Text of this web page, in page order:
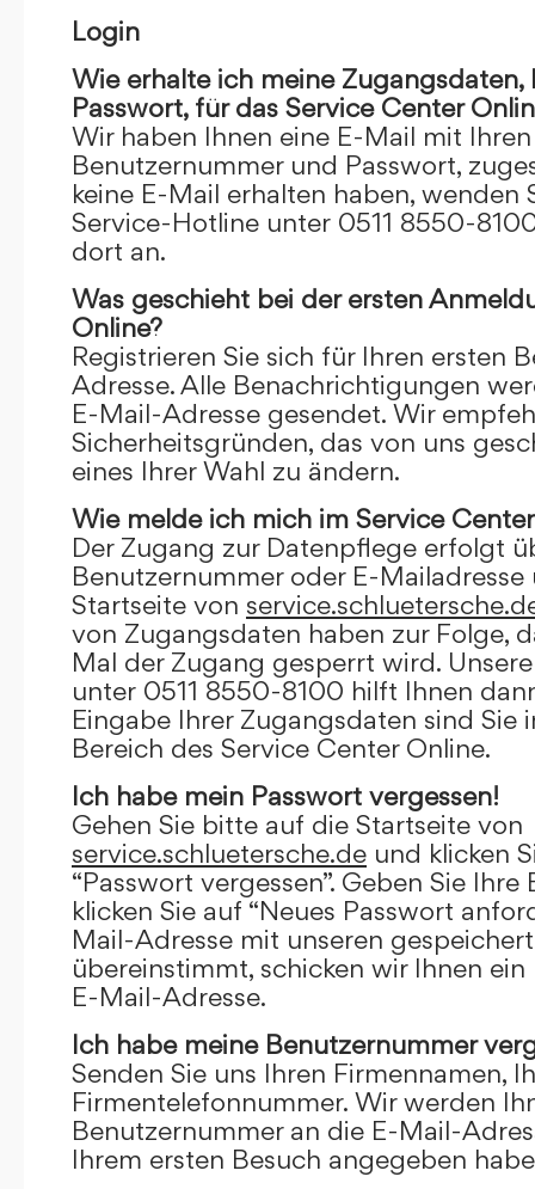
Login
Wie erhalte ich meine
Passwort, für das Service Center
Wir haben Ihnen eine E-Mail mit
Benutzernummer und Passwort,
keine E-Mail erhalten haben, wenden
Service-Hotline unter 0511 8550-
dort an.
Was geschieht bei der ersten
Online?
Registrieren Sie sich für Ihren ersten
Adresse. Alle Benachrichtigungen
E-Mail-Adresse gesendet. Wir
Sicherheitsgründen, das von uns
eines Ihrer Wahl zu ändern.
Wie melde ich mich im Service
Der Zugang zur Datenpflege erfolgt
Benutzernummer oder E-
Startseite von
von Zugangsdaten haben zur Folge,
Mal der Zugang gesperrt wird.
unter 0511 8550-8100 hilft Ihnen
Eingabe Ihrer Zugangsdaten sind Sie
Bereich des Service Center Online.
Ich habe mein Passwort vergessen!
Gehen Sie bitte auf die Startseite von
service.schluetersche.de und klicken
“Passwort vergessen”. Geben Sie
klicken Sie auf “Neues Passwort
Mail-Adresse mit unseren
übereinstimmt, schicken wir Ihnen
E-Mail-Adresse.
Ich habe meine Benutzernummer
Senden Sie uns Ihren Firmennamen,
Firmentelefonnummer. Wir werden
Benutzernummer an die E-Mail-
Ihrem ersten Besuch angegeben